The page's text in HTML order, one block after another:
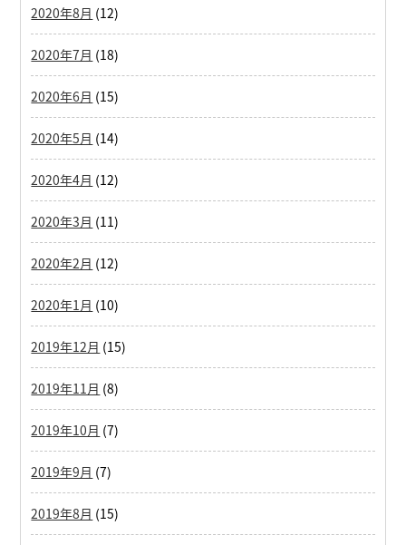
2020年8月 (12)
2020年7月 (18)
2020年6月 (15)
2020年5月 (14)
2020年4月 (12)
2020年3月 (11)
2020年2月 (12)
2020年1月 (10)
2019年12月 (15)
2019年11月 (8)
2019年10月 (7)
2019年9月 (7)
2019年8月 (15)